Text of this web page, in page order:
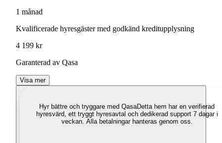
1 månad
Kvalificerade hyresgäster med godkänd kreditupplysning
4 199 kr
Garanterad av Qasa
Visa mer
Hyr bättre och tryggare med QasaDetta hem har en verifierad
hyresvärd, ett tryggt hyresavtal och dedikerad support 7 dagar i
veckan. Alla betalningar hanteras genom oss.